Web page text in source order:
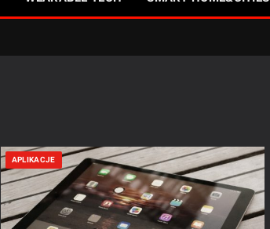
APLIKACJE